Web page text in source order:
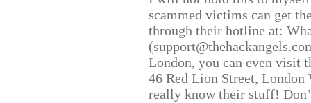
scammed victims can get
through their hotline at:
London, you can even visit
46 Red Lion Street, London
really know their stuff!